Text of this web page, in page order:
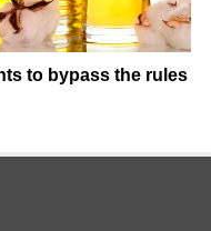
to bypass the rules